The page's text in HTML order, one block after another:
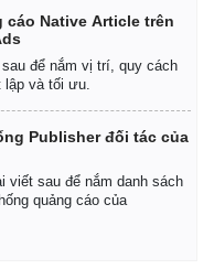
cáo Native Article trên
để nắm vị trí, quy cách
lập và tối ưu.
Publisher đối tác của
viết sau để nắm danh sách
quảng cáo của